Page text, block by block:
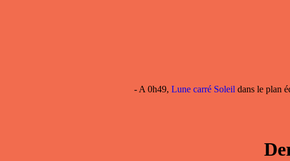
- A 0h49, Lune carré Soleil dans le plan